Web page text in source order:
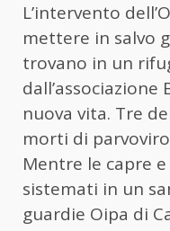
L’intervento
mettere in salvo
trovano in un
nuova vita. Tre
morti di
Mentre le capre
sistemati in un
guardie Oipa di